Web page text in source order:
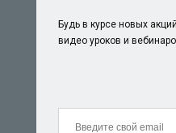
Будь в курсе новых
видео уроков и